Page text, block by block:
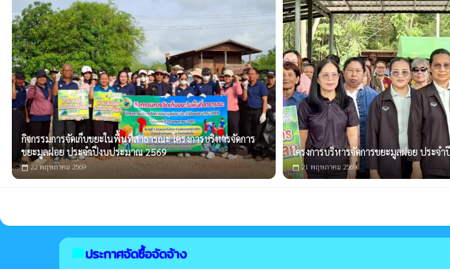
กิจกรรมการจัดเก็บขยะในพื้นที่สาธารณะ โครงการบริหารจัดการ
ขยะมูลฝอย ประจำปีงบประมาณ 2569
calendar_today 22 พฤษภาคม 2569
โครงการบริหารจัดการขยะมูลฝอย ประจ
calendar_today 21 พฤษภาคม 2569
chat_bubbleประกาศจัดซื้อจัดจ้าง